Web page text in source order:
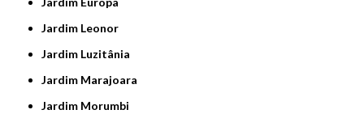
Jardim Leonor
Jardim Luzitânia
Jardim Marajoara
Jardim Morumbi